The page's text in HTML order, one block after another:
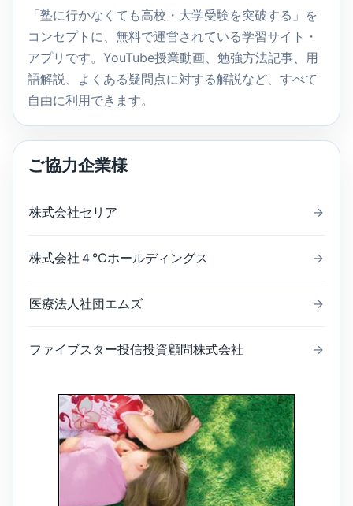
索
「塾に行かなくても高校・大学受験を突破する」を
コンセプトに、無料で運営されている学習サイト・
アプリです。YouTube授業動画、勉強方法記事、用
語解説、よくある疑問点に対する解説など、すべて
自由に利用できます。
ご協力企業様
株式会社セリア →
株式会社４℃ホールディングス →
医療法人社団エムズ →
ファイブスター投信投資顧問株式会社 →